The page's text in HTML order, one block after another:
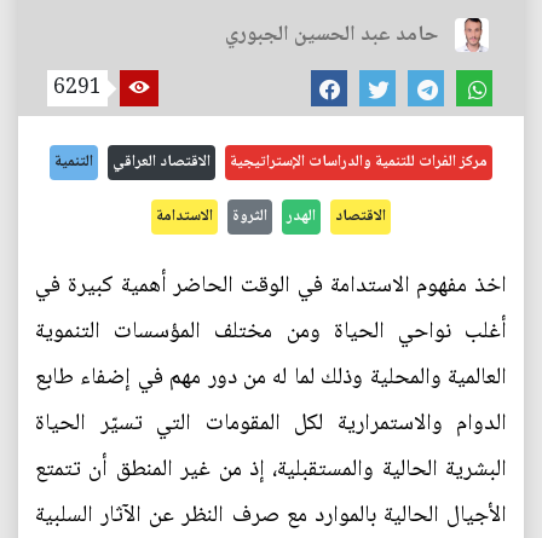
حامد عبد الحسين الجبوري
6291
مركز الفرات للتنمية والدراسات الإستراتيجية الاقتصاد العراقي التنمية
الاقتصاد الهدر الثروة الاستدامة
اخذ مفهوم الاستدامة في الوقت الحاضر أهمية كبيرة في
أغلب نواحي الحياة ومن مختلف المؤسسات التنموية
العالمية والمحلية وذلك لما له من دور مهم في إضفاء طابع
الدوام والاستمرارية لكل المقومات التي تسيّر الحياة
البشرية الحالية والمستقبلية، إذ من غير المنطق أن تتمتع
الأجيال الحالية بالموارد مع صرف النظر عن الآثار السلبية